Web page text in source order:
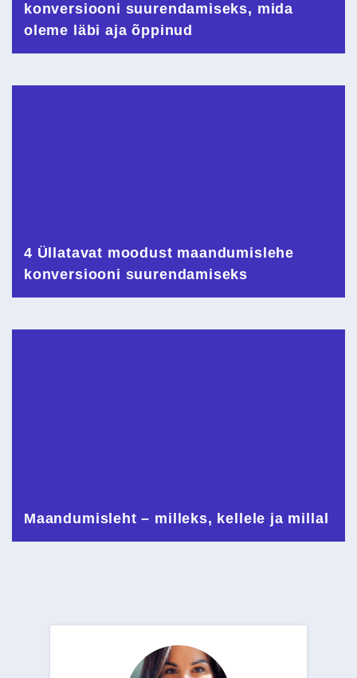
konversiooni suurendamiseks, mida
oleme läbi aja õppinud
4 Üllatavat moodust maandumislehe
konversiooni suurendamiseks
Maandumisleht – milleks, kellele ja millal